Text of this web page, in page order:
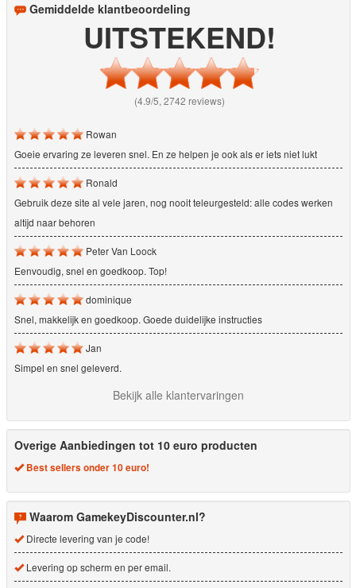
Gemiddelde klantbeoordeling
UITSTEKEND!
(4.9/5, 2742 reviews)
Rowan
Goeie ervaring ze leveren snel. En ze helpen je ook als er iets niet lukt
Ronald
Gebruik deze site al vele jaren, nog nooit teleurgesteld: alle codes werken
altijd naar behoren
Peter Van Loock
Eenvoudig, snel en goedkoop. Top!
dominique
Snel, makkelijk en goedkoop. Goede duidelijke instructies
Jan
Simpel en snel geleverd.
Bekijk alle klantervaringen
Overige Aanbiedingen tot 10 euro producten
Best sellers onder 10 euro!
Waarom GamekeyDiscounter.nl?
Directe levering van je code!
Levering op scherm en per email.